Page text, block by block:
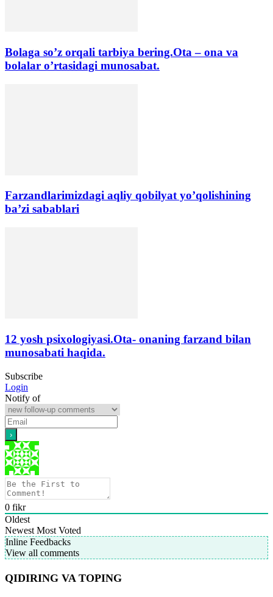
Bolaga soʼz orqali tarbiya bering.Ota – ona va
bolalar o’rtasidagi munosabat.
Farzandlarimizdagi aqliy qobilyat yo’qolishining
ba’zi sabablari
12 yosh psixologiyasi.Ota- onaning farzand bilan
munosabati haqida.
Subscribe
Login
Notify of
0 fikr
Oldest
Newest Most Voted
Inline Feedbacks
View all comments
QIDIRING VA TOPING